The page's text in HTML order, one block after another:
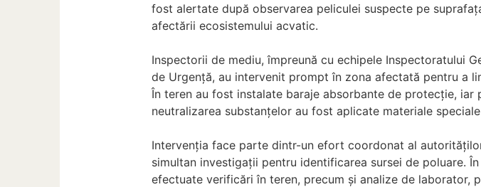
fost alertate după observarea peliculei suspecte pe
afectării ecosistemului acvatic.
Inspectorii de mediu, împreună cu echipele Inspectoratului
de Urgență, au intervenit prompt în zona afectată pentru a
În teren au fost instalate baraje absorbante de protecție, iar
neutralizarea substanțelor au fost aplicate materiale
Intervenția face parte dintr-un efort coordonat al
simultan investigații pentru identificarea sursei de poluare.
efectuate verificări în teren, precum și analize de laborator,